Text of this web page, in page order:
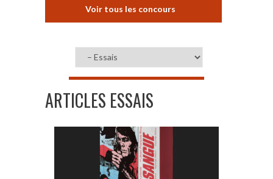
Voir tous les concours
ARTICLES ESSAIS